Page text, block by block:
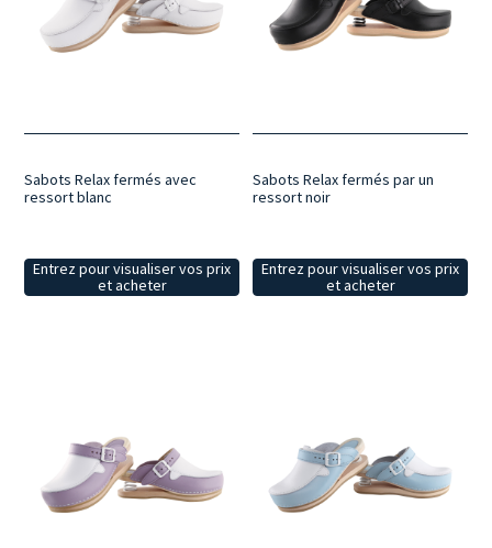
Sabots Relax fermés avec
ressort blanc
Entrez pour visualiser vos prix
et acheter
Sabots Relax fermés par un
ressort noir
Entrez pour visualiser vos prix
et acheter